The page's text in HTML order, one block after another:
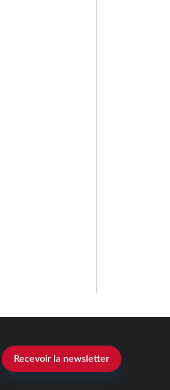
Recevoir la newsletter